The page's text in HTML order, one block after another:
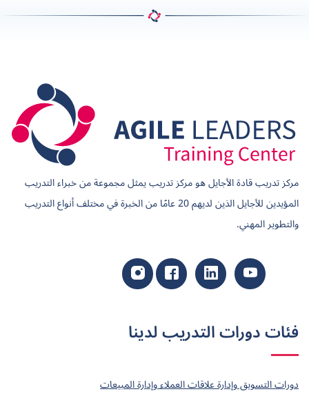
مركز تدريب قادة الأجايل هو مركز تدريب يمثل مجموعة من خبراء التدريب
المؤيدين للأجايل الذين لديهم 20 عامًا من الخبرة في مختلف أنواع التدريب
والتطوير المهني.
فئات دورات التدريب لدينا
دورات التسويق وإدارة علاقات العملاء وإدارة المبيعات